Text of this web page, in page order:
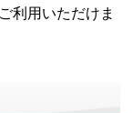
利用いただけま